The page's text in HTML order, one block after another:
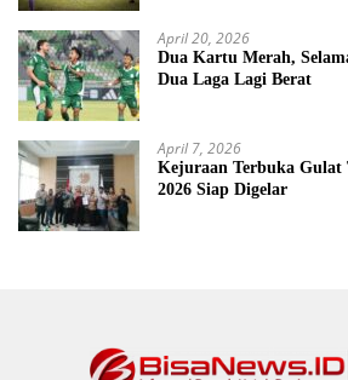
April 20, 2026
Dua Kartu Merah,
Dua Laga Lagi Berat
April 7, 2026
Kejuraan Terbuka Gulat
2026 Siap Digelar